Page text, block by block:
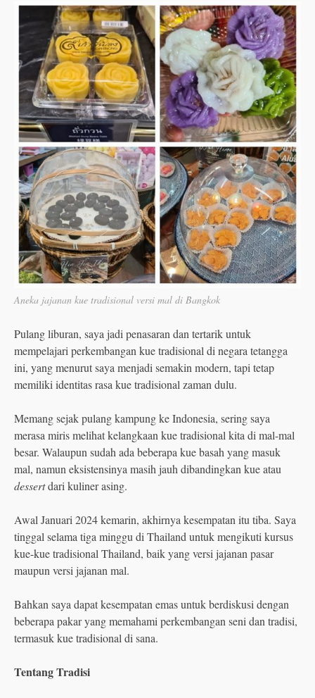
Aneka jajanan kue tradisional versi mal di Bangkok
Pulang liburan, saya jadi penasaran dan tertarik untuk
mempelajari perkembangan kue tradisional di negara tetangga
ini, yang menurut saya menjadi semakin modern, tapi tetap
memiliki identitas rasa kue tradisional zaman dulu.
Memang sejak pulang kampung ke Indonesia, sering saya
merasa miris melihat kelangkaan kue tradisional kita di mal-mal
besar. Walaupun sudah ada beberapa kue basah yang masuk
mal, namun eksistensinya masih jauh dibandingkan kue atau
dessertdari kuliner asing.
Awal Januari 2024 kemarin, akhirnya kesempatan itu tiba. Saya
tinggal selama tiga minggu di Thailand untuk mengikuti kursus
kue-kue tradisional Thailand, baik yang versi jajanan pasar
maupun versi jajanan mal.
Bahkan saya dapat kesempatan emas untuk berdiskusi dengan
beberapa pakar yang memahami perkembangan seni dan tradisi,
termasuk kue tradisional di sana.
Tentang Tradisi